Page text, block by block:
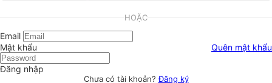
HOẶC
Email
Mật khẩu
Quên mật khẩu
Đăng nhập
Chưa có tài khoản?Đăng ký